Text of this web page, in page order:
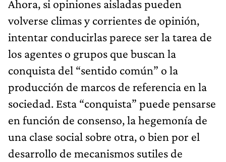
Ahora, si opiniones aisladas pueden
volverse climas y corrientes de opinión,
intentar conducirlas parece ser la tarea de
los agentes o grupos que buscan la
conquista del “sentido común” o la
producción de marcos de referencia en la
sociedad. Esta “conquista” puede pensarse
en función de consenso, la hegemonía de
una clase social sobre otra, o bien por el
desarrollo de mecanismos sutiles de